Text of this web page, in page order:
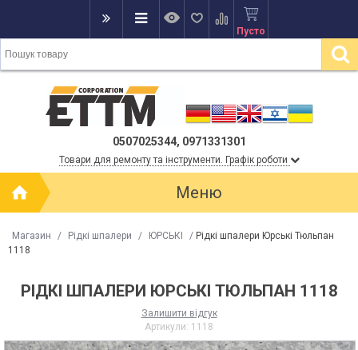
Пусто
0507025344, 0971331301
Товари для ремонту та інструменти. Графік роботи
Меню
Магазин / Рідкі шпалери / ЮРСЬКІ / Рідкі шпалери Юрські Тюльпан
1118
РІДКІ ШПАЛЕРИ ЮРСЬКІ ТЮЛЬПАН 1118
Залишити відгук
Артикули: 1118